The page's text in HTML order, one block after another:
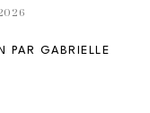
PAR GABRIELLE